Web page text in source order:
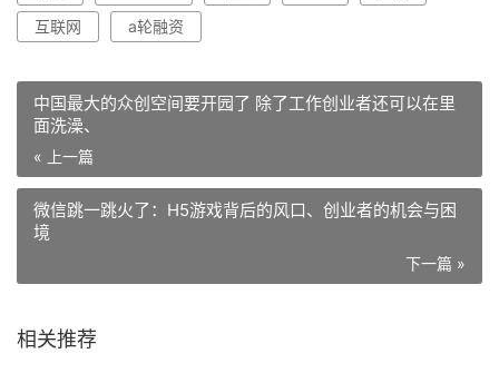
互联网
a轮融资
中国最大的众创空间要开园了 除了工作创业者还可以在里
面洗澡、
« 上一篇
微信跳一跳火了：H5游戏背后的风口、创业者的机会与困
境
下一篇 »
相关推荐